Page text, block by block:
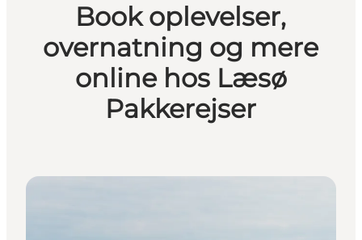
Book oplevelser,
overnatning og mere
online hos Læsø
Pakkerejser